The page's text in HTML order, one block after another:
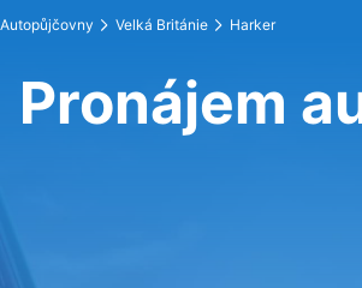
Autopůjčovny Velká Británie Harker
Pronájem